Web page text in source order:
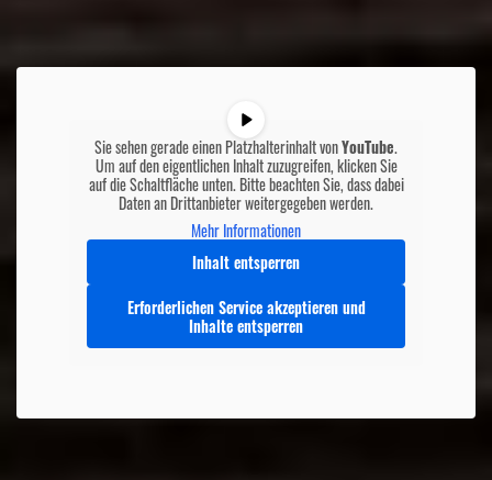
Sie sehen gerade einen Platzhalterinhalt vonYouTube.
Um auf den eigentlichen Inhalt zuzugreifen, klicken Sie
auf die Schaltfläche unten. Bitte beachten Sie, dass dabei
Daten an Drittanbieter weitergegeben werden.
Mehr Informationen
Inhalt entsperren
Erforderlichen Service akzeptieren und
Inhalte entsperren